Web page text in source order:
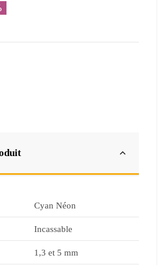
Cyan Néon
Incassable
1,3 et 5 mm